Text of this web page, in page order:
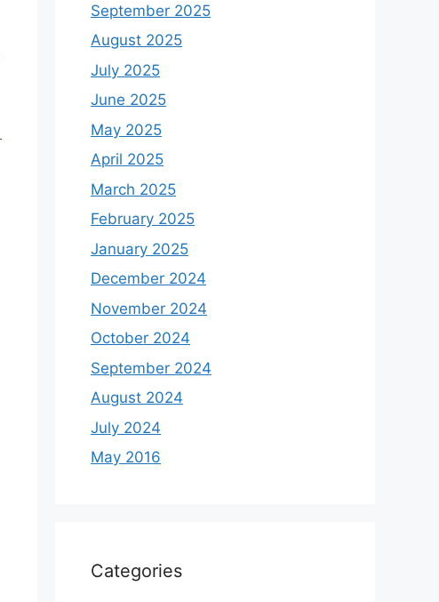
September 2025
August 2025
July 2025
June 2025
May 2025
April 2025
March 2025
February 2025
January 2025
December 2024
November 2024
October 2024
September 2024
August 2024
July 2024
May 2016
Categories